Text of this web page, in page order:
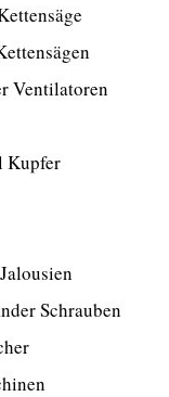
Ventilatoren
Kupfer
Schrauben